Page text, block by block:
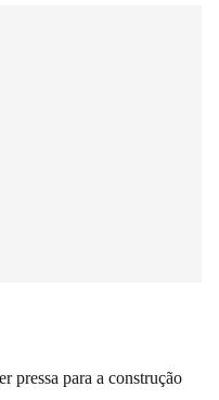
pressa para a construção